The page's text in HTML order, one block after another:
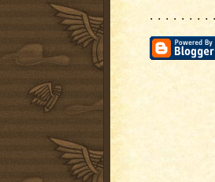
· · · · · · · ·